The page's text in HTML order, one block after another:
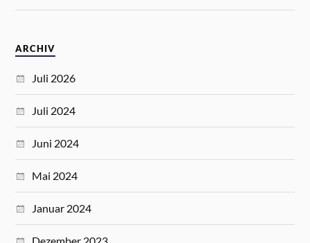
ARCHIV
Juli 2026
Juli 2024
Juni 2024
Mai 2024
Januar 2024